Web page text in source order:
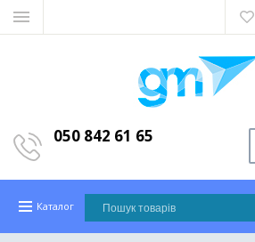
050 842 61 65
Каталог